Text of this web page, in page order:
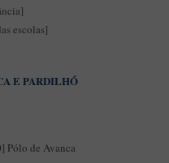
escolas]
E PARDILHÓ
Pólo de Avanca